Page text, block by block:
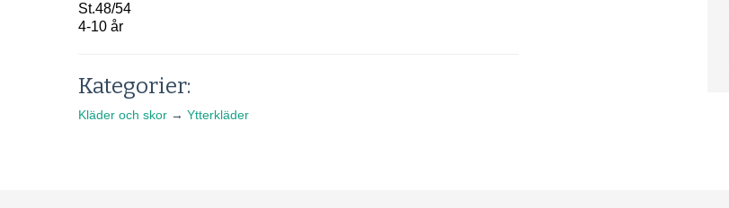
St.48/54
4-10 år
Kategorier:
Kläder och skor → Ytterkläder